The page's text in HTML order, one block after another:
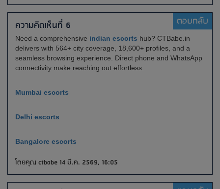
ความคิดเห็นที่ 6 ตอบกลับ
Need a comprehensive indian escorts hub? CTBabe.in
delivers with 564+ city coverage, 18,600+ profiles, and a
seamless browsing experience. Direct phone and WhatsApp
connectivity make reaching out effortless.
Mumbai escorts
Delhi escorts
Bangalore escorts
โดยคุณ ctbabe 14 มี.ค. 2569, 16:05